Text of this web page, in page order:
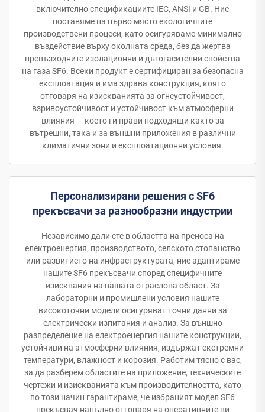
включително спецификациите IEC, ANSI и GB. Ние
поставяме на първо място екологичните
производствени процеси, като осигуряваме минимално
въздействие върху околната среда, без да жертва
превъзходните изолационни и дъгогасителни свойства
на газа SF6. Всеки продукт е сертифициран за безопасна
експлоатация и има здрава конструкция, която
отговаря на изискванията за огнеустойчивост,
взривоустойчивост и устойчивост към атмосферни
влияния — което ги прави подходящи както за
вътрешни, така и за външни приложения в различни
климатични зони и експлоатационни условия.
Персонализирани решения с SF6
прекъсвачи за разнообразни индустрии
Независимо дали сте в областта на преноса на
електроенергия, производството, селското стопанство
или развитието на инфраструктурата, ние адаптираме
нашите SF6 прекъсвачи според специфичните
изисквания на вашата отраслова област. За
лабораторни и промишлени условия нашите
високоточни модели осигуряват точни данни за
електрически изпитания и анализ. За външно
разпределение на електроенергия нашите конструкции,
устойчиви на атмосферни влияния, издържат екстремни
температури, влажност и корозия. Работим тясно с вас,
за да разберем областите на приложение, техническите
чертежи и изискванията към производителността, като
по този начин гарантираме, че избраният модел SF6
прекъсвач напълно отговаря на оперативните ви